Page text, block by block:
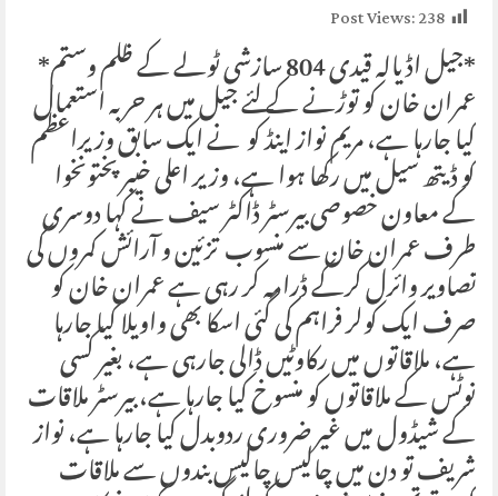
Post Views:238
*جیل اڈیالہ قیدی 804 سازشی ٹولے کے ظلم وستم*
عمران خان کو توڑنے کے لئے جیل میں ہر حربہ استعمال
کیا جارہا ہے، مریم نواز اینڈ کو نے ایک سابق وزیراعظم
کو ڈیتھ سیل میں رکھا ہوا ہے، وزیر اعلی خیبر پختونخوا
کے معاون خصوصی بیرسٹر ڈاکٹر سیف نے کہا دوسری
طرف عمران خان سے منسوب تزئین و آرائش کمروں کی
تصاویر وائرل کرکے ڈرامہ کر رہی ہے عمران خان کو
صرف ایک کولر فراہم کی گئی اسکا بھی واویلا کیا جارہا
ہے، ملاقاتوں میں رکاوٹیں ڈالی جارہی ہے، بغیر کسی
نوٹس کے ملاقاتوں کو منسوخ کیا جارہا ہے، بیرسٹر ملاقات
کے شیڈول میں غیر ضروری ردوبدل کیا جارہا ہے، نواز
شریف تو دن میں چالیس چالیس بندوں سے ملاقات